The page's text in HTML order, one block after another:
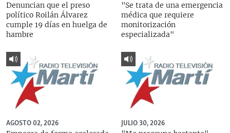
Denuncian que el preso
político Roilán Álvarez
cumple 19 días en huelga de
hambre
"Se trata de una emergencia
médica que requiere
monitorización
especializada"
AGOSTO 02, 2026
JULIO 30, 2026